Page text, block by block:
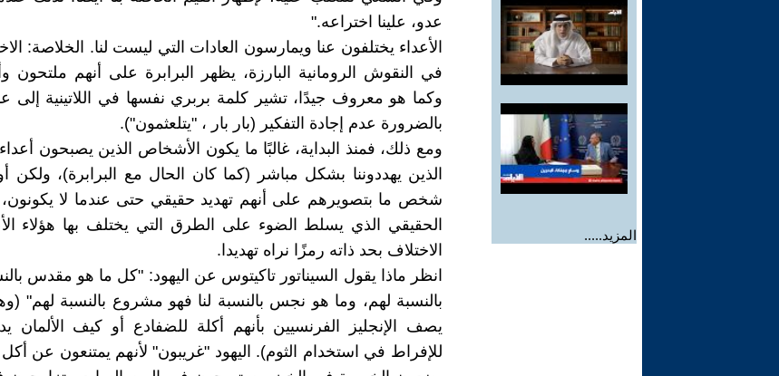
المزيد.....
عدو، علينا اختراعه."
الأعداء يختلفون عنا ويمارسون العادات التي ليست لنا. الخلاصة:
في النقوش الرومانية البارزة، يظهر البرابرة على أنهم
وكما هو معروف جيدًا، تشير كلمة بربري نفسها في اللاتينية إلى
بالضرورة عدم إجادة التفكير (بار بار ، "يتلعثمون").
ومع ذلك، فمنذ البداية، غالبًا ما يكون الأشخاص الذين يصبحون أعداء
الذين يهددوننا بشكل مباشر (كما كان الحال مع البرابرة)، ولكن
شخص ما بتصويرهم على أنهم تهديد حقيقي حتى عندما لا يكونون،
الحقيقي الذي يسلط الضوء على الطرق التي يختلف بها هؤلاء
الاختلاف بحد ذاته رمزًا نراه تهديدا.
انظر ماذا يقول السيناتور تاكيتوس عن اليهود: "كل ما هو مقدس
بالنسبة لهم، وما هو نجس بالنسبة لنا فهو مشروع بالنسبة لهم"
يصف الإنجليز الفرنسيين بأنهم أكلة للضفادع أو كيف الألمان
للإفراط في استخدام الثوم). اليهود "غريبون" لأنهم يمتنعون عن أكل